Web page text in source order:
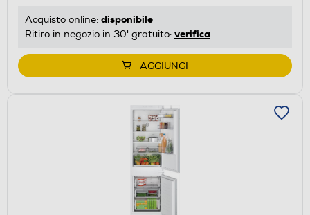
energetico
di
Youreko.
Acquisto online: disponibile
Ritiro in negozio in 30' gratuito: verifica
AGGIUNGI